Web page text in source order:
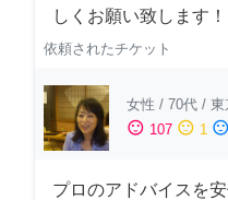
しくお願い致します！
依頼されたチケット
女性 / 70代 / 東
sentiment_satisfied 107 sentiment_neutral 1 sentiment_dissatisfied
プロのアドバイスを安